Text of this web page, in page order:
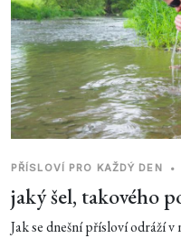
PŘÍSLOVÍ PRO KAŽDÝ DEN •
jaký šel, takového
Jak se dnešní přísloví odráží v